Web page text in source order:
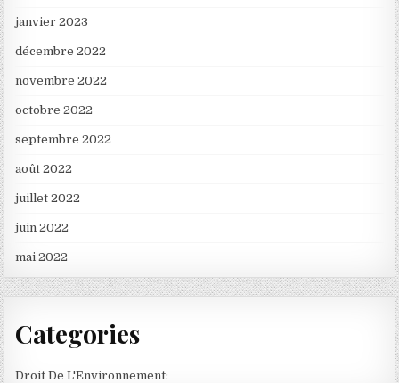
janvier 2023
décembre 2022
novembre 2022
octobre 2022
septembre 2022
août 2022
juillet 2022
juin 2022
mai 2022
Categories
Droit De L'Environnement: